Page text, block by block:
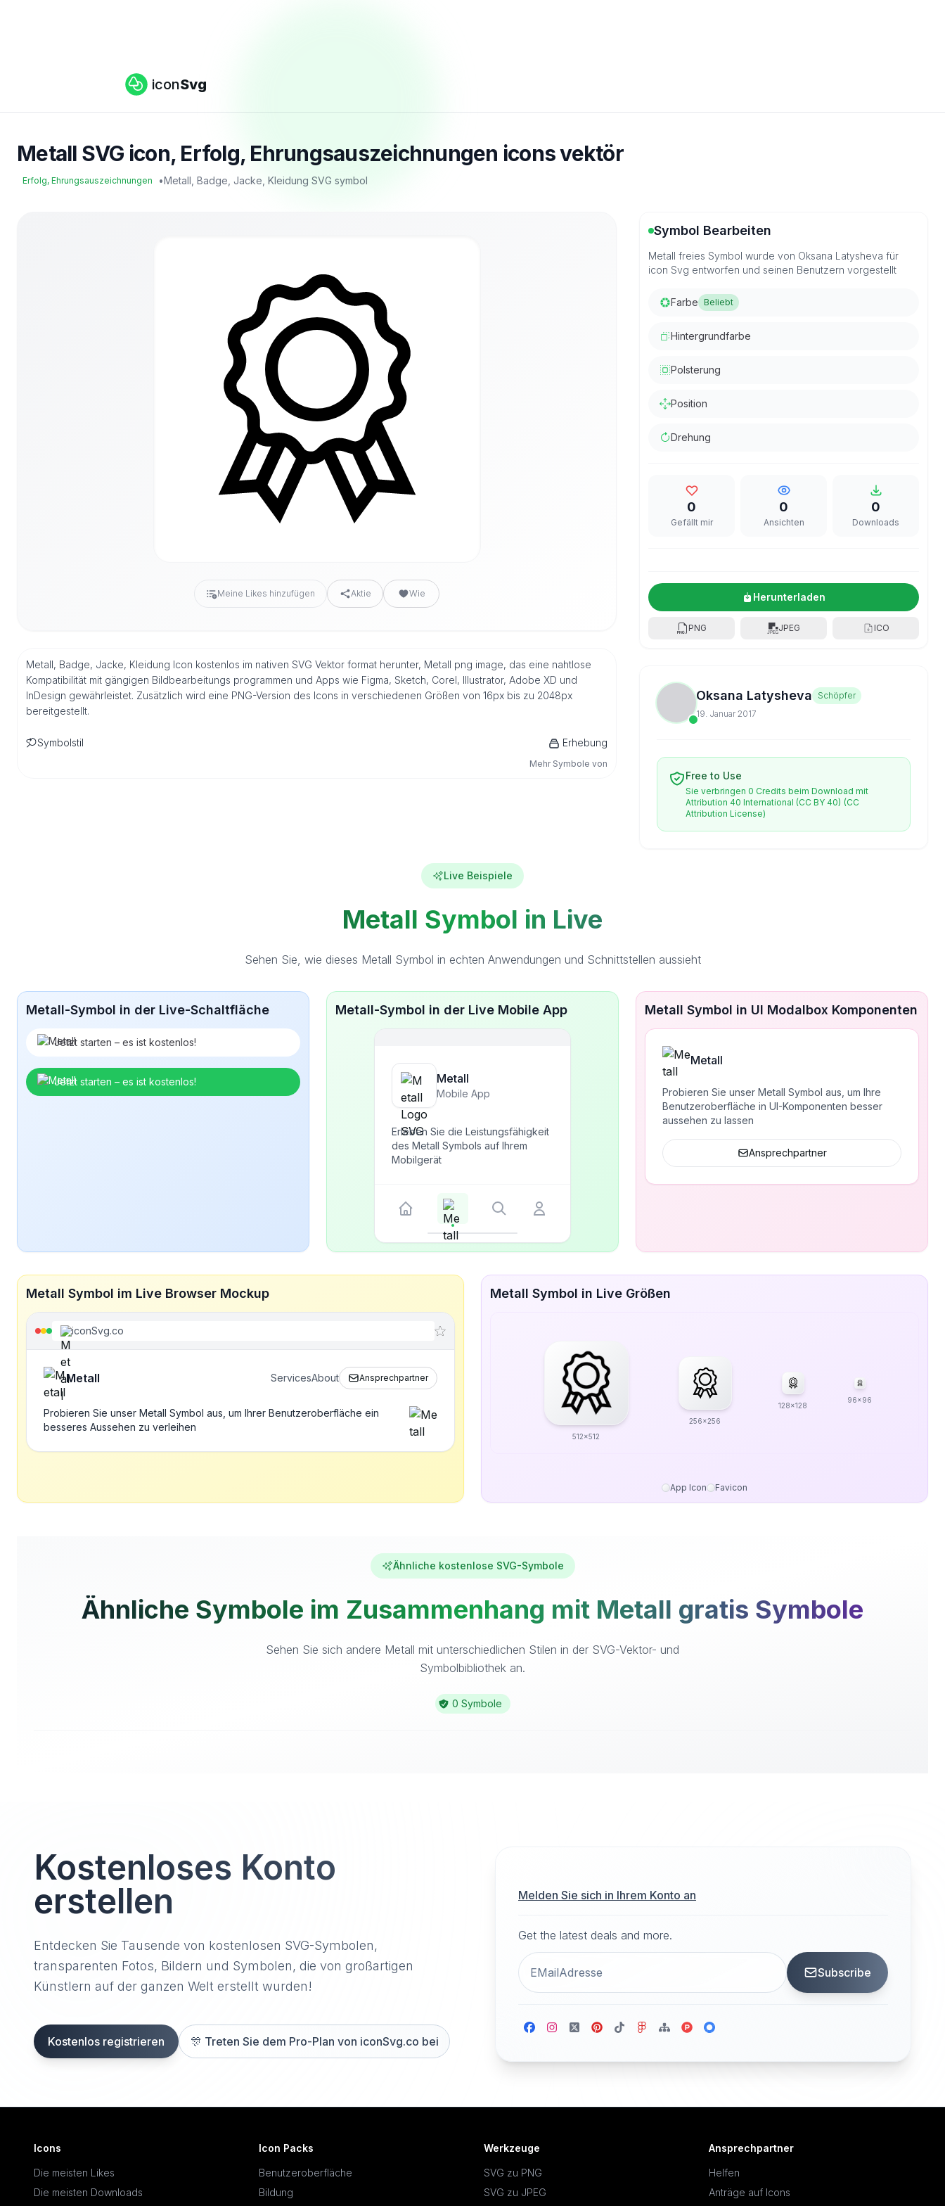
iconSvg
Metall SVG icon, Erfolg, Ehrungsauszeichnungen icons vektör
Erfolg, Ehrungsauszeichnungen •Metall, Badge, Jacke, Kleidung SVG symbol
Meine Likes hinzufügen Aktie Wie
Metall, Badge, Jacke, Kleidung Icon kostenlos im nativen SVG Vektor format herunter, Metall png image, das eine nahtlose
Kompatibilität mit gängigen Bildbearbeitungs programmen und Apps wie Figma, Sketch, Corel, Illustrator, Adobe XD und
InDesign gewährleistet. Zusätzlich wird eine PNG-Version des Icons in verschiedenen Größen von 16px bis zu 2048px
bereitgestellt.
Symbolstil Erhebung
Mehr Symbole von
Symbol Bearbeiten
Metall freies Symbol wurde von Oksana Latysheva für
icon Svg entworfen und seinen Benutzern vorgestellt
Farbe Beliebt
Hintergrundfarbe
Polsterung
Position
Drehung
0
Gefällt mir
0
Ansichten
0
Downloads
Herunterladen
PNG JPEG ICO
Oksana Latysheva Schöpfer
19. Januar 2017
Free to Use
Sie verbringen 0 Credits beim Download mit
Attribution 40 International (CC BY 40) (CC
Attribution License)
Live Beispiele
Metall Symbol in Live
Sehen Sie, wie dieses Metall Symbol in echten Anwendungen und Schnittstellen aussieht
Metall-Symbol in der Live-Schaltfläche
Jetzt starten – es ist kostenlos!
Jetzt starten – es ist kostenlos!
Metall-Symbol in der Live Mobile App
Metall
Mobile App
Erleben Sie die Leistungsfähigkeit
des Metall Symbols auf Ihrem
Mobilgerät
Metall Symbol in UI Modalbox Komponenten
Metall
Probieren Sie unser Metall Symbol aus, um Ihre
Benutzeroberfläche in UI-Komponenten besser
aussehen zu lassen
Ansprechpartner
Metall Symbol im Live Browser Mockup
iconSvg.co
Metall ServicesAbout Ansprechpartner
Probieren Sie unser Metall Symbol aus, um Ihrer Benutzeroberfläche ein
besseres Aussehen zu verleihen
Metall Symbol in Live Größen
512x512
256x256
128x128
96x96
App Icon Favicon
Ähnliche kostenlose SVG-Symbole
Ähnliche Symbole im Zusammenhang mit Metall gratis Symbole
Sehen Sie sich andere Metall mit unterschiedlichen Stilen in der SVG-Vektor- und
Symbolbibliothek an.
0 Symbole
Kostenloses Konto
erstellen
Entdecken Sie Tausende von kostenlosen SVG-Symbolen,
transparenten Fotos, Bildern und Symbolen, die von großartigen
Künstlern auf der ganzen Welt erstellt wurden!
Kostenlos registrieren 🎊 Treten Sie dem Pro-Plan von iconSvg.co bei
Melden Sie sich in Ihrem Konto an
Get the latest deals and more.
Subscribe
Icons
Die meisten Likes
Die meisten Downloads
Icon Packs
Benutzeroberfläche
Bildung
Werkzeuge
SVG zu PNG
SVG zu JPEG
Ansprechpartner
Helfen
Anträge auf Icons